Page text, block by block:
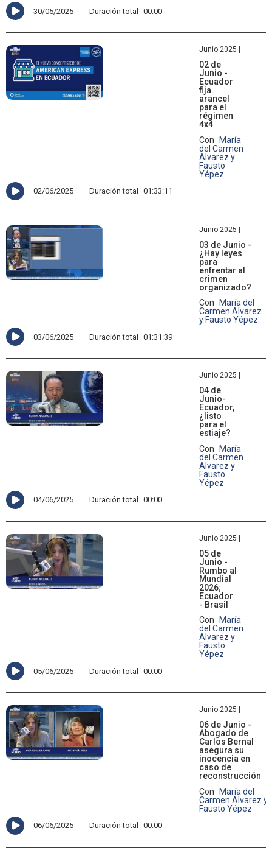
30/05/2025 Duración total 00:00
Junio 2025 |
02 de
Junio -
Ecuador
fija
arancel
para el
régimen
4x4
Con
María
del Carmen
Alvarez y
Fausto
Yépez
02/06/2025 Duración total 01:33:11
Junio 2025 |
03 de Junio -
¿Hay leyes
para
enfrentar al
crimen
organizado?
Con
María del
Carmen Alvarez
y Fausto Yépez
03/06/2025 Duración total 01:31:39
Junio 2025 |
04 de
Junio-
Ecuador,
¿listo
para el
estiaje?
Con
María
del Carmen
Alvarez y
Fausto
Yépez
04/06/2025 Duración total 00:00
Junio 2025 |
05 de
Junio -
Rumbo al
Mundial
2026;
Ecuador
- Brasil
Con
María
del Carmen
Alvarez y
Fausto
Yépez
05/06/2025 Duración total 00:00
Junio 2025 |
06 de Junio -
Abogado de
Carlos Bernal
asegura su
inocencia en
caso de
reconstrucción
Con
María del
Carmen Alvarez y
Fausto Yépez
06/06/2025 Duración total 00:00